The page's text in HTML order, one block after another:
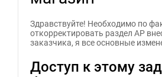
Здравствуйте! Необходимо по
откорректировать раздел АР
заказчика, я все основные
Доступ к этому